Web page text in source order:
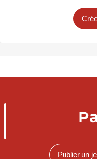
Publier un